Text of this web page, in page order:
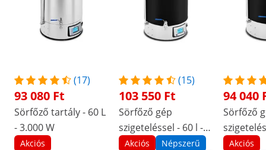
(17)
93 080 Ft
Sörfőző tartály - 60 L
- 3.000 W
Akciós
(15)
103 550 Ft
Sörfőző gép
szigeteléssel - 60 l -
3000 W - 10–100 °C -
Akciós Népszerű
94 040
Sörfőző
2500 W
Akciós